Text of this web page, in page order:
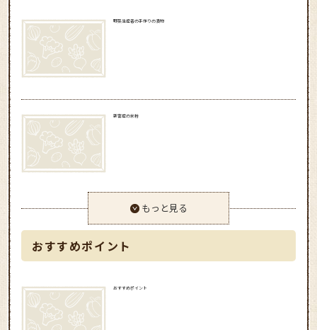
野菜生産者の手作りの漬物
新富産の米粉
もっと見る
おすすめポイント
おすすめポイント